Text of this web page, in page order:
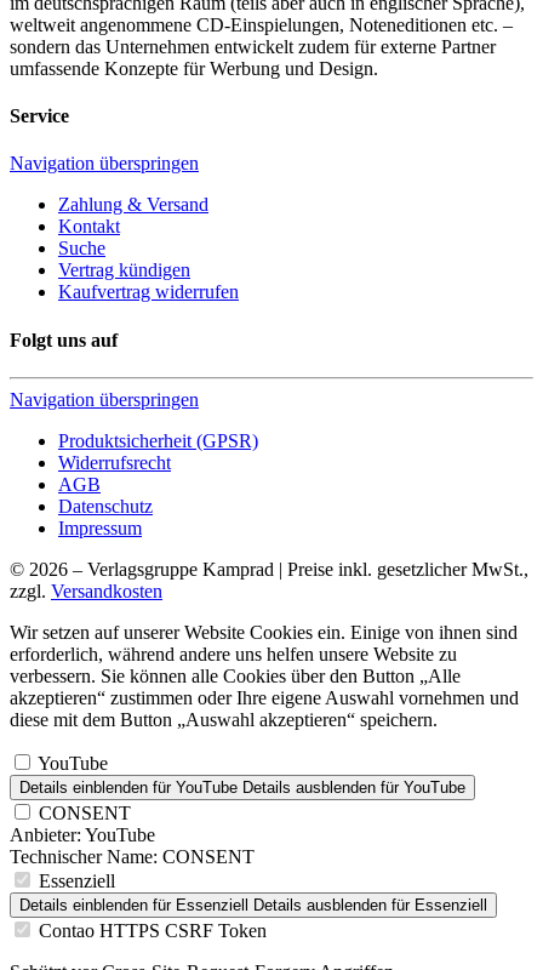
weltweit angenommene CD-Einspielungen, Noteneditionen etc. –
sondern das Unternehmen entwickelt zudem für externe Partner
umfassende Konzepte für Werbung und Design.
Service
Navigation überspringen
Zahlung & Versand
Kontakt
Suche
Vertrag kündigen
Kaufvertrag widerrufen
Folgt uns auf
Navigation überspringen
Produktsicherheit (GPSR)
Widerrufsrecht
AGB
Datenschutz
Impressum
© 2026 – Verlagsgruppe Kamprad | Preise inkl. gesetzlicher MwSt.,
zzgl. Versandkosten
Wir setzen auf unserer Website Cookies ein. Einige von ihnen sind
erforderlich, während andere uns helfen unsere Website zu
verbessern. Sie können alle Cookies über den Button „Alle
akzeptieren“ zustimmen oder Ihre eigene Auswahl vornehmen und
diese mit dem Button „Auswahl akzeptieren“ speichern.
YouTube
Details einblenden für YouTube Details ausblenden für YouTube
CONSENT
Anbieter: YouTube
Technischer Name: CONSENT
Essenziell
Details einblenden für Essenziell Details ausblenden für Essenziell
Contao HTTPS CSRF Token